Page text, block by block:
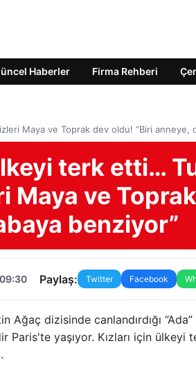
Haberler Firma Rehberi
Maya ve Toprak dev oldu! “Biri anneye,
terk etti…
Maya ve
benziyor”
Paylaş: Twitter Facebook
dizisinde canlandırdığı
Paris'te yaşıyor. Kızları için